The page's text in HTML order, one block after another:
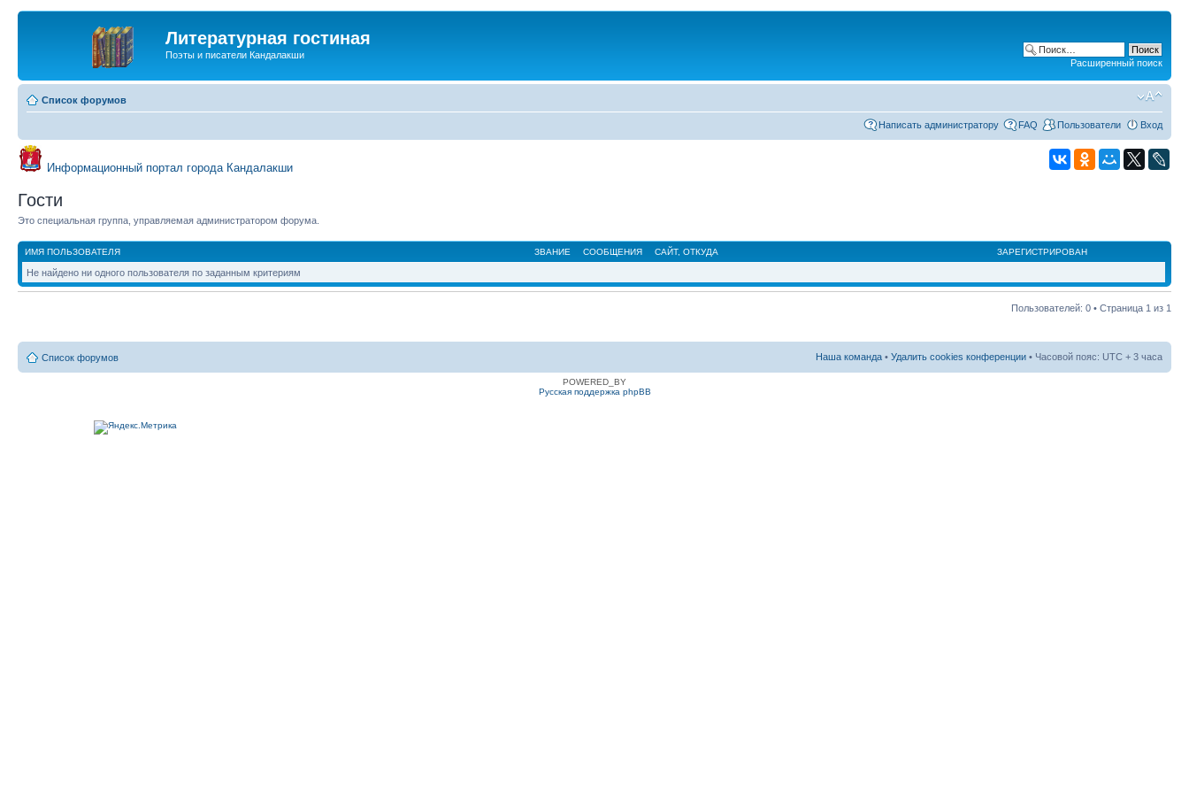
Литературная гостиная
Поэты и писатели Кандалакши
Расширенный поиск
Список форумов
Написать администратору FAQ Пользователи Вход
Информационный портал города Кандалакши
Гости
Это специальная группа, управляемая администратором форума.
ЗВАНИЕ
ИМЯ ПОЛЬЗОВАТЕЛЯ СООБЩЕНИЯ САЙТ, ОТКУДА ЗАРЕГИСТРИРОВАН
Не найдено ни одного пользователя по заданным критериям
Пользователей: 0 • Страница 1 из 1
Список форумов Наша команда • Удалить cookies конференции • Часовой пояс: UTC + 3 часа
POWERED_BY
Русская поддержка phpBB